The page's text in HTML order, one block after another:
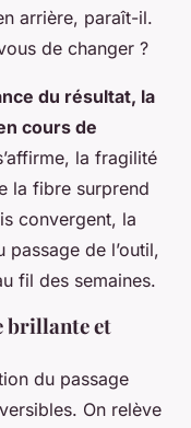
arrière, paraît-il.
de changer ?
du résultat, la
cours de
la fragilité
la fibre surprend
convergent, la
de l’outil,
fil des semaines.
brillante et
du passage
On relève